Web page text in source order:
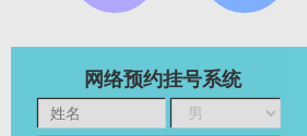
网络预约挂号系统